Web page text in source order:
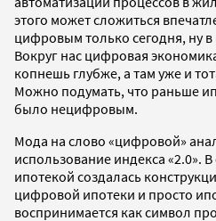
этого может сложиться
цифровым только сегодня, ну в
Вокруг нас цифровая
копнешь глубже, а там уже и
Можно подумать, что раньше
было нецифровым.
Мода на слово «цифровой»
использование индекса «2.0».
ипотекой создалась
цифровой ипотеки и просто
воспринимается как символ